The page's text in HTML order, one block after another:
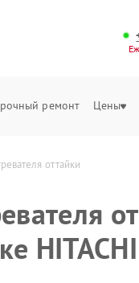
ремонт Цены
оттайки